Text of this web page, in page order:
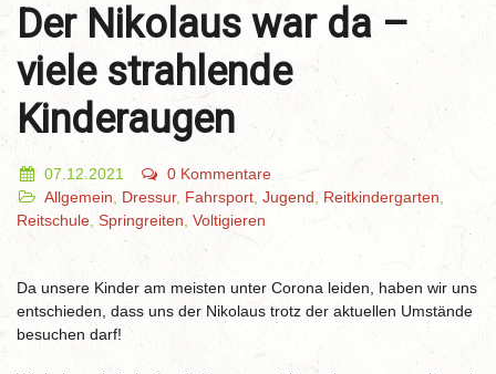
Der Nikolaus war da –
viele strahlende
Kinderaugen
07.12.2021
0 Kommentare
Allgemein
Dressur, Fahrsport Jugend Reitkindergarten
Reitschule Springreiten Voltigieren
Da unsere Kinder am meisten unter Corona leiden, haben wir uns
entschieden, dass uns der Nikolaus trotz der aktuellen Umstände
besuchen darf!